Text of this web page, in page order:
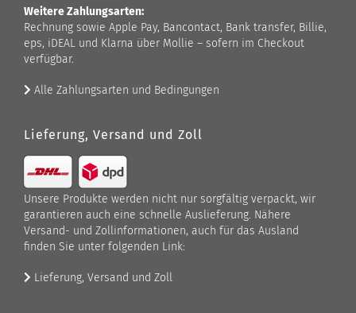
Weitere Zahlungsarten:
Rechnung sowie Apple Pay, Bancontact, Bank transfer, Billie,
eps, iDEAL und Klarna über Mollie – sofern im Checkout
verfügbar.
Alle Zahlungsarten und Bedingungen
Lieferung, Versand und Zoll
Unsere Produkte werden nicht nur sorgfältig verpackt, wir
garantieren auch eine schnelle Auslieferung. Nähere
Versand- und Zollinformationen, auch für das Ausland
finden Sie unter folgenden Link:
Lieferung, Versand und Zoll